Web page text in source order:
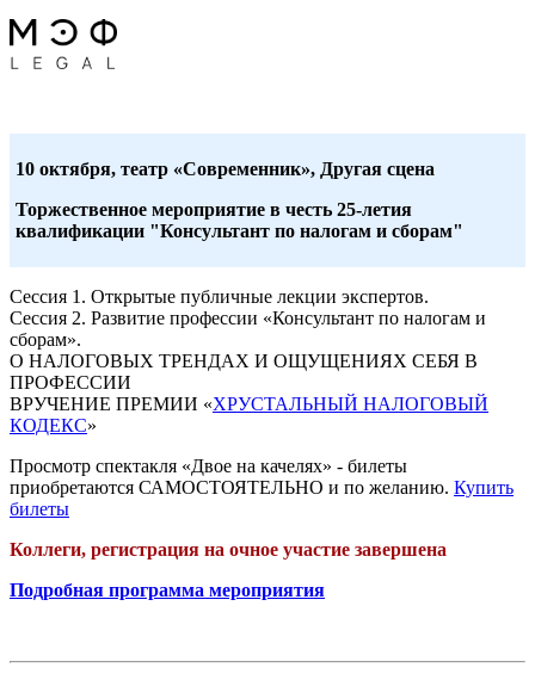
10 октября, театр «Современник», Другая сцена
Торжественное мероприятие в честь 25-летия
квалификации "Консультант по налогам и сборам"
Сессия 1. Открытые публичные лекции экспертов.
Сессия 2. Развитие профессии «Консультант по налогам и
сборам».
О НАЛОГОВЫХ ТРЕНДАХ И ОЩУЩЕНИЯХ СЕБЯ В
ПРОФЕССИИ
ВРУЧЕНИЕ ПРЕМИИ «ХРУСТАЛЬНЫЙ НАЛОГОВЫЙ
КОДЕКС»
Просмотр спектакля «Двое на качелях» - билеты
приобретаются САМОСТОЯТЕЛЬНО и по желанию. Купить
билеты
Коллеги, регистрация на очное участие завершена
Подробная программа мероприятия